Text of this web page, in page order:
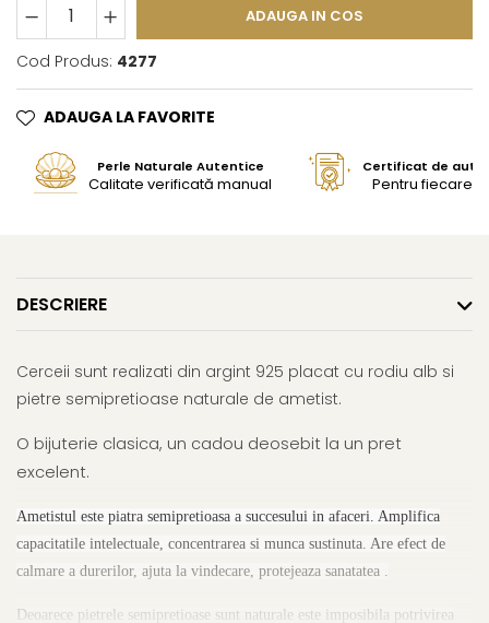
ADAUGA IN COS
Cod Produs: 4277
ADAUGA LA FAVORITE
Perle Naturale Autentice
Calitate verificată manual
Certificat de
Pentru fiecare
DESCRIERE
Cerceii sunt realizati din argint 925 placat cu rodiu alb si
pietre semipretioase naturale de ametist.
O bijuterie clasica, un cadou deosebit la un pret
excelent.
Ametistul este piatra semipretioasa a succesului in afaceri. Amplifica
capacitatile intelectuale, concentrarea si munca sustinuta. Are efect de
calmare a durerilor, ajuta la vindecare, protejeaza sanatatea .
Deoarece pietrele semipretioase sunt naturale este imposibila potrivirea